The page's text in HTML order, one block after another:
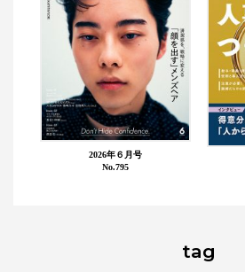
2026年６月号
No.795
tag